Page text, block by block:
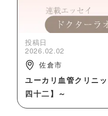
投稿日
2026.02.02
佐倉市
ユーカリ血管クリニ
四十二】～